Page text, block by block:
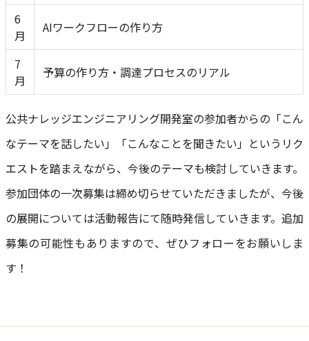
6
月
AIワークフローの作り方
7
月
予算の作り方・調達プロセスのリアル
公共ナレッジエンジニアリング開発室の参加者からの「こん
なテーマを話したい」「こんなことを聞きたい」というリク
エストを踏まえながら、今後のテーマも検討していきます。
参加団体の一次募集は締め切らせていただきましたが、今後
の展開については活動報告にて随時発信していきます。追加
募集の可能性もありますので、ぜひフォローをお願いしま
す！